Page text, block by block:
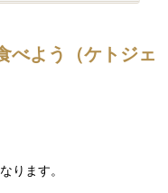
よう（ケトジェ
ります。